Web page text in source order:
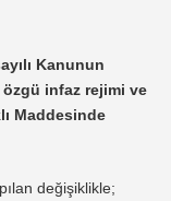
Kanunun
özgü infaz rejimi ve
Maddesinde
değişiklikle;